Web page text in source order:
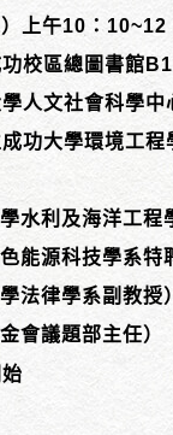
上午10：10~12
校區總圖書館
人文社會科學中
功大學環境工程
水利及海洋工程
能源科技學系特
法律學系副教授）
會議題部主任）